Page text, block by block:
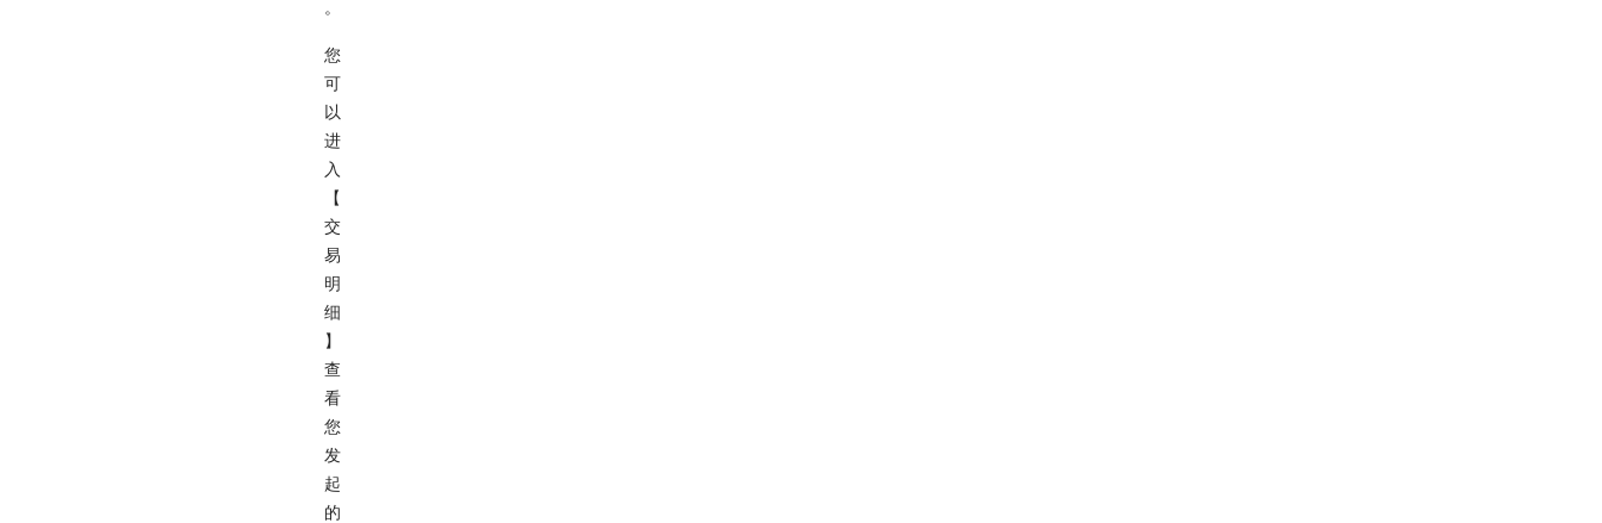
。
您
可
以
进
入
【
交
易
明
细
】
查
看
您
发
起
的